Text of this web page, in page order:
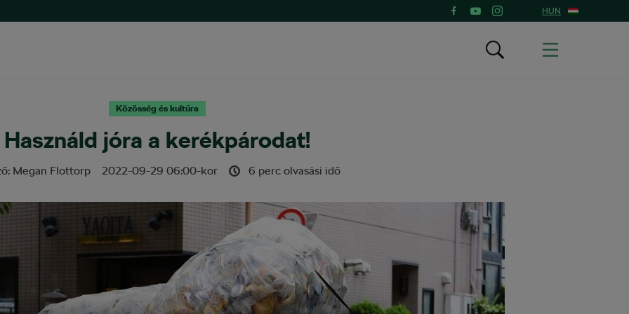
HUN
Közösség és kultúra
Használd jóra a kerékpárodat!
Megan Flottorp 2022-09-29 06:00-kor 6 perc olvasási idő